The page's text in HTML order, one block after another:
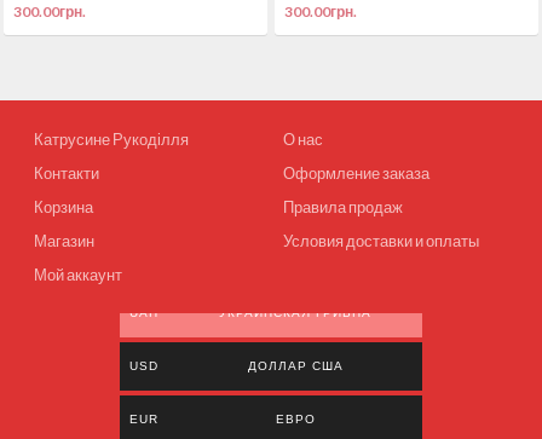
300.00грн. 300.00грн.
Катрусине Рукоділля
Контакти
Корзина
Магазин
Мой аккаунт
О нас
Оформление заказа
Правила продаж
Условия доставки и оплаты
UAH УКРАИНСКАЯ ГРИВНА
USD ДОЛЛАР США
EUR ЕВРО